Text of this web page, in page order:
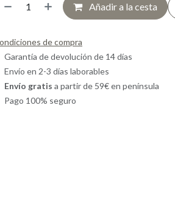
Añadir a la cesta
de compra
Garantía de devolución de 14 días
Envío en 2-3 días laborables
Envío gratis a partir de 59€ en península
Pago 100% seguro